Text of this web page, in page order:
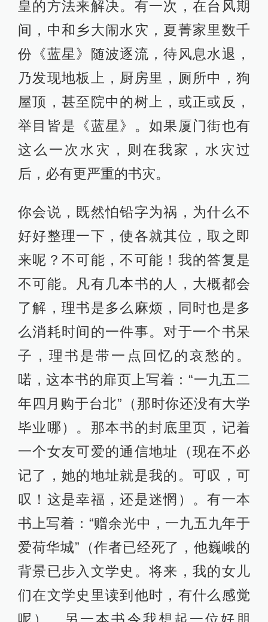
皇的方法来解决。有一次，在台风期
间，中和乡大闹水灾，夏菁家里数千
份《蓝星》随波逐流，待风息水退，
乃发现地板上，厨房里，厕所中，狗
屋顶，甚至院中的树上，或正或反，
举目皆是《蓝星》。如果厦门街也有
这么一次水灾，则在我家，水灾过
后，必有更严重的书灾。
你会说，既然怕铅字为祸，为什么不
好好整理一下，使各就其位，取之即
来呢？不可能，不可能！我的答复是
不可能。凡有几本书的人，大概都会
了解，理书是多么麻烦，同时也是多
么消耗时间的一件事。对于一个书呆
子，理书是带一点回忆的哀愁的。
喏，这本书的扉页上写着：“一九五二
年四月购于台北”（那时你还没有大学
毕业哪）。那本书的封底里页，记着
一个女友可爱的通信地址（现在不必
记了，她的地址就是我的。可叹，可
叹！这是幸福，还是迷惘）。有一本
书上写着：“赠余光中，一九五九年于
爱荷华城”（作者已经死了，他巍峨的
背景已步入文学史。将来，我的女儿
们在文学史里读到他时，有什么感觉